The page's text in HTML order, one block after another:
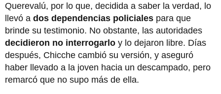
Querevalú, por lo que, decidida a saber la verdad, lo
llevó a dos dependencias policiales para que
brinde su testimonio. No obstante, las autoridades
decidieron no interrogarlo y lo dejaron libre. Días
después, Chicche cambió su versión, y aseguró
haber llevado a la joven hacia un descampado, pero
remarcó que no supo más de ella.